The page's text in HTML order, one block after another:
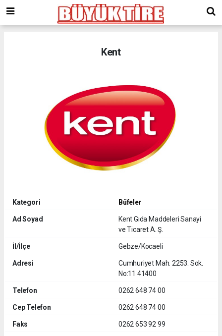
giriş
kingroyal
Kent
Kategori Büfeler
Ad Soyad
Kent Gıda Maddeleri Sanayi
ve Ticaret A. Ş.
İl/İlçe Gebze/Kocaeli
Adresi
Cumhuriyet Mah. 2253. Sok.
No:11 41400
Telefon 0262 648 74 00
Cep Telefon 0262 648 74 00
Faks 0262 653 92 99